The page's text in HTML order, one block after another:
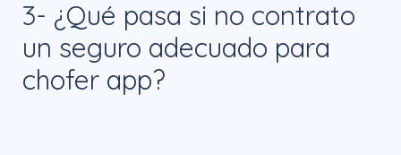
limitado y aplica solo durante los viajes.
El seguro personal complementa esta
cobertura y protege al conductor en todo
3- ¿Qué pasa si no contrato
un seguro adecuado para
chofer app?